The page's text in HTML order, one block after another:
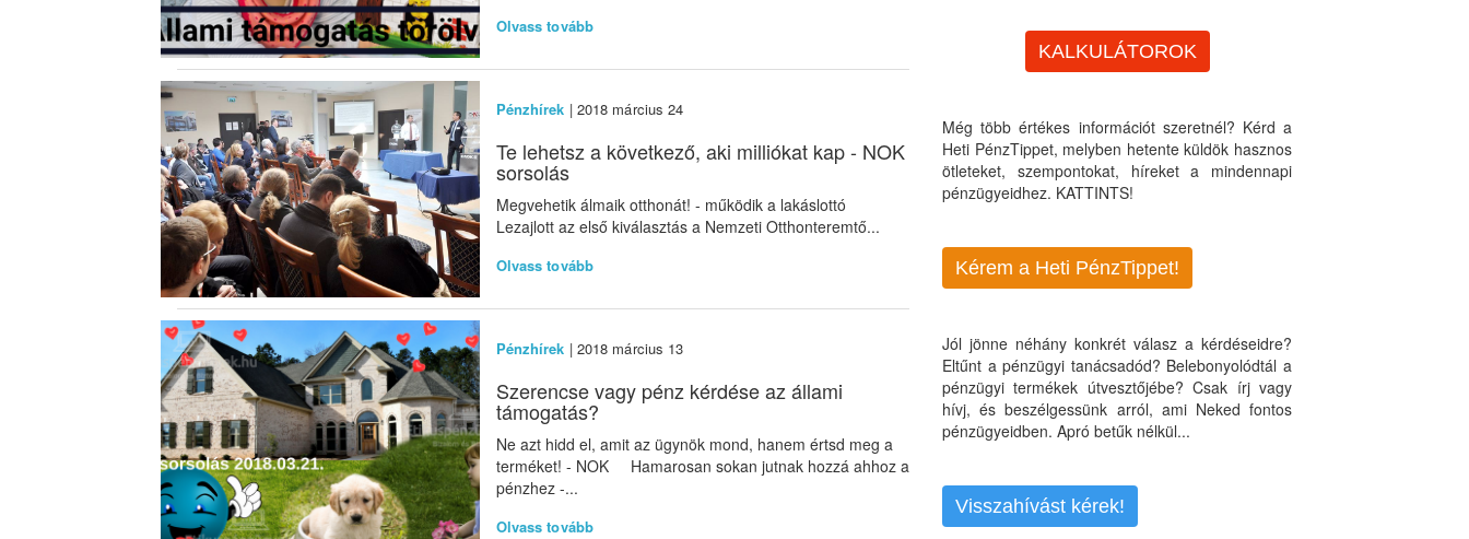
Olvass tovább
Pénzhírek | 2018 március 24
Te lehetsz a következő, aki milliókat kap - NOK
sorsolás
Megvehetik álmaik otthonát! - működik a lakáslottó
Lezajlott az első kiválasztás a Nemzeti Otthonteremtő...
Olvass tovább
Pénzhírek | 2018 március 13
Szerencse vagy pénz kérdése az állami
támogatás?
Ne azt hidd el, amit az ügynök mond, hanem értsd meg a
terméket! - NOK Hamarosan sokan jutnak hozzá ahhoz a
pénzhez -...
Olvass tovább
KALKULÁTOROK
Még több értékes információt szeretnél? Kérd a
Heti PénzTippet, melyben hetente küldök hasznos
ötleteket, szempontokat, híreket a mindennapi
pénzügyeidhez. KATTINTS!
Kérem a Heti PénzTippet!
Jól jönne néhány konkrét válasz a kérdéseidre?
Eltűnt a pénzügyi tanácsadód? Belebonyolódtál a
pénzügyi termékek útvesztőjébe? Csak írj vagy
hívj, és beszélgessünk arról, ami Neked fontos
pénzügyeidben. Apró betűk nélkül...
Visszahívást kérek!